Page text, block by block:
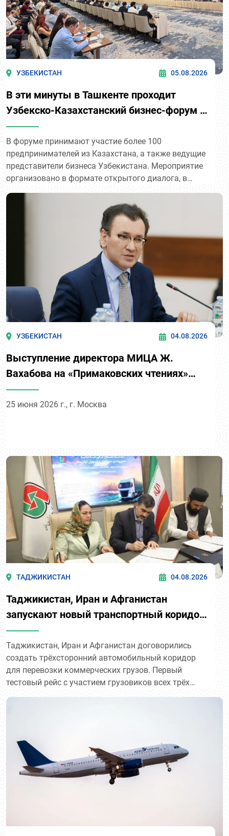
УЗБЕКИСТАН 05.08.2026
В эти минуты в Ташкенте проходит
Узбекско-Казахстанский бизнес-форум и
B2B-переговоры с участием делегации
во главе с Национальной палатой
предпринимателей Казахстана
"Атамекен."
В форуме принимают участие более 100
предпринимателей из Казахстана, а также ведущие
представители бизнеса Узбекистана. Мероприятие
организовано в формате открытого диалога, в
инвестиционному сотрудничеству, промышленной
кооперации, экспорту и совместным проектам.
УЗБЕКИСТАН 04.08.2026
Выступление директора МИЦА Ж.
Вахабова на «Примаковских чтениях»
Стратегическая сессия 6 «Евразийская
безопасность 2035. Специальная сессия
25 июня 2026 г., г. Москва
ТАДЖИКИСТАН 04.08.2026
Таджикистан, Иран и Афганистан
запускают новый транспортный коридор
для грузоперевозок
Таджикистан, Иран и Афганистан договорились
создать трёхсторонний автомобильный коридор
для перевозки коммерческих грузов. Первый
тестовый рейс с участием грузовиков всех трёх